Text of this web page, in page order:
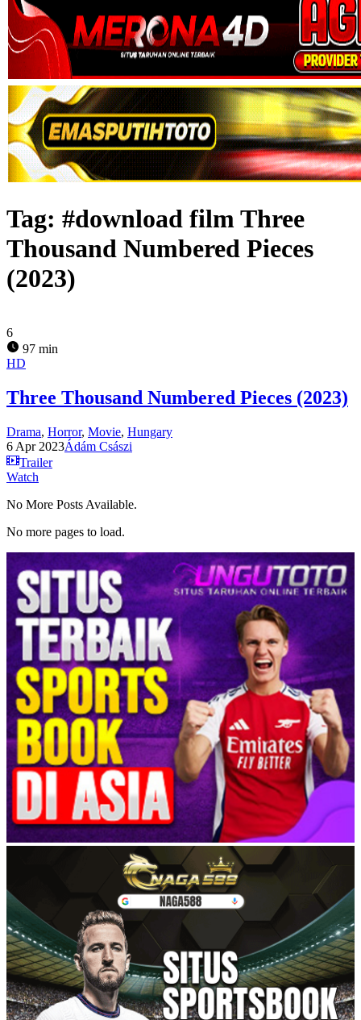
Tag: #download film Three
Thousand Numbered Pieces
(2023)
6
97 min
HD
Three Thousand Numbered Pieces (2023)
Drama, Horror, Movie, Hungary
6 Apr 2023Ádám Császi
Trailer
Watch
No More Posts Available.
No more pages to load.